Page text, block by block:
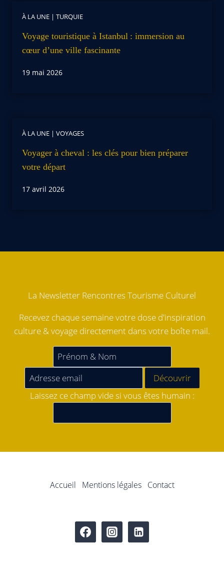
À LA UNE | TURQUIE
Voyage touristique à Istanbul : immersion au
cœur d’une ville fascinante
19 mai 2026
À LA UNE | VOYAGES
Voyager à cheval : les clés pour bien préparer
votre départ
17 avril 2026
La Newsletter Rencontres Tourisme Culturel
Recevez chaque semaine votre dose d'inspiration
culture & voyage directement dans votre boîte mail.
Laissez ce champ vide si vous êtes humain :
Accueil Mentions légales Contact